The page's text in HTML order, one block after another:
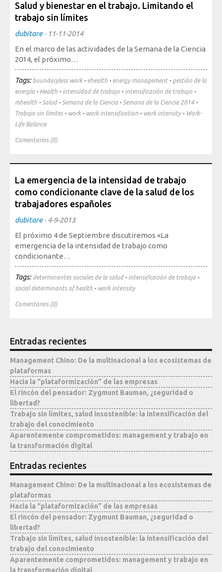
Salud y bienestar en el trabajo. Limitando el
trabajo sin límites
dubitare· 11-11-2014
En el marco de las actividades de la Semana de la Ciencia
2014, el próximo…
Tags: boundaryless work· ehealth · energy management· gestión de la
energía · Health · intensidad de trabajo · intensificación de trabajo ·
mhealth · Salud· Semana de la Ciencia · Semana de la Ciencia 2014 ·
Trabajo sin límites· work· work intensification · work intensity· Work-
Life Balance
Comentarios (0)
La emergencia de la intensidad de trabajo
como condicionante clave de la salud de los
trabajadores españoles
dubitare· 4-9-2013
El próximo 4 de Septiembre discutiremos «La
emergencia de la intensidad de trabajo como
condicionante…
Tags: determinantes sociales de la salud· intensificación de trabajo ·
social determinants of health · work intensity
Comentarios (0)
Entradas recientes
Management Chino: De la multinacional a los ecosistemas de
plataformas
Hacia la “plataformización” de las empresas
El rincón del pensador: Zygmunt Bauman, ¿seguridad o
libertad?
Trabajo sin límites, salud insostenible: la intensificación del
trabajo del conocimiento
Aparentemente comprometidos: management y trabajo en
la transformación digital
Entradas recientes
Management Chino: De la multinacional a los ecosistemas de
plataformas
Hacia la “plataformización” de las empresas
El rincón del pensador: Zygmunt Bauman, ¿seguridad o
libertad?
Trabajo sin límites, salud insostenible: la intensificación del
trabajo del conocimiento
Aparentemente comprometidos: management y trabajo en
la transformación digital